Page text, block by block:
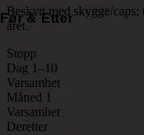
Før & Etter
Beskytt med skygge/caps;
året.
Stopp
Dag 1–10
Varsamhet
Måned 1
Varsamhet
Deretter